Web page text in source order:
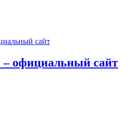
– официальный сайт